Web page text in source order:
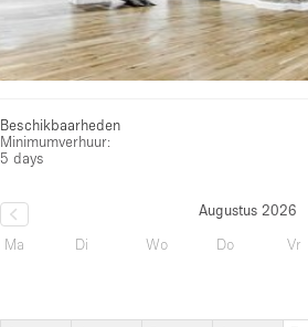
Beschikbaarheden
Minimumverhuur:
5 days
Augustus 2026
Ma
Di Wo Do Vr